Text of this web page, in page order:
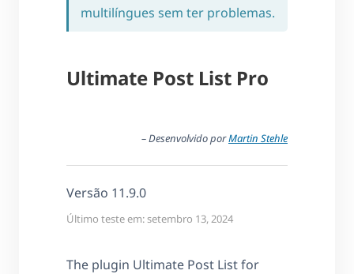
multilíngues sem ter problemas.
Ultimate Post List Pro
– Desenvolvido porMartin Stehle
Versão 11.9.0
Último teste em: setembro 13, 2024
The plugin Ultimate Post List for